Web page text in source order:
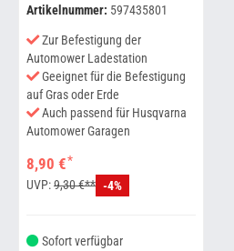
Artikelnummer: 597435801
Zur Befestigung der
Automower Ladestation
Geeignet für die Befestigung
auf Gras oder Erde
Auch passend für Husqvarna
Automower Garagen
8,90 €*
UVP:9,30 €** -4%
Sofort verfügbar